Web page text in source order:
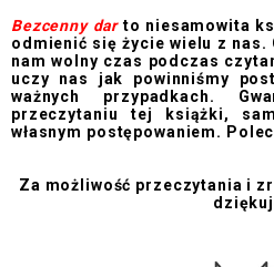
Bezcenny darto niesamowita
odmienić się życie wielu z nas.
nam wolny czas podczas
uczy nas jak powinniśmy
ważnych przypadkach.
przeczytaniu tej książki,
własnym postępowaniem.
Za możliwość przeczytania i